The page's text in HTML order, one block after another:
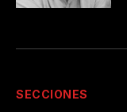
SECCIONES